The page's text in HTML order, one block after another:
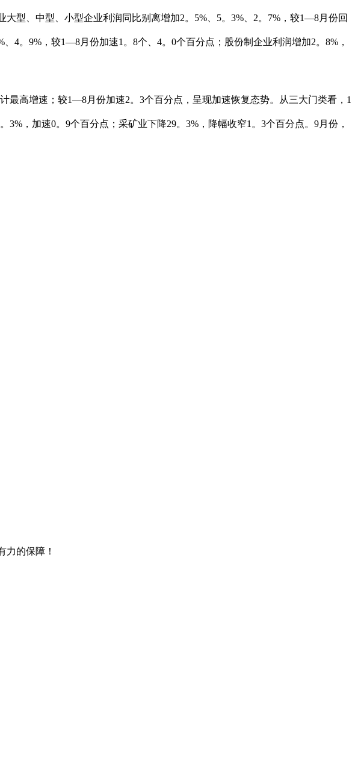
、中型、小型企业利润同比别离增加2。5%、5。3%、2。7%，较1—8月份回
4。9%，较1—8月份加速1。8个、4。0个百分点；股份制企业利润增加2。8%，
高增速；较1—8月份加速2。3个百分点，呈现加速恢复态势。从三大门类看，1
，加速0。9个百分点；采矿业下降29。3%，降幅收窄1。3个百分点。9月份，
力的保障！